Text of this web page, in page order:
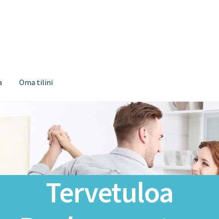
Oma tilini
Tervetuloa